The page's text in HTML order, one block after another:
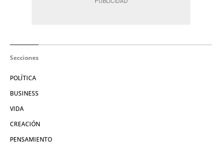
Secciones
POLÍTICA
BUSINESS
VIDA
CREACIÓN
PENSAMIENTO